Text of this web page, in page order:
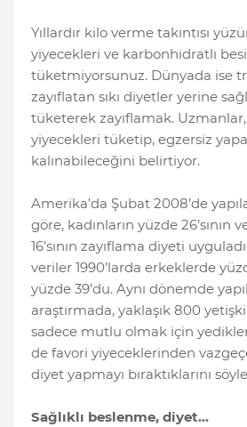
Yıllardır kilo verme takıntısı
yiyecekleri ve karbonhidratlı
tüketmiyorsunuz. Dünyada ise
zayıflatan sıkı diyetler yerine
tüketerek zayıflamak. Uzmanlar,
yiyecekleri tüketip, egzersiz
kalınabileceğini belirtiyor.
Amerika’da Şubat 2008’de
göre, kadınların yüzde 26’sının
16’sının zayıflama diyeti
veriler 1990’larda erkeklerde
yüzde 39’du. Aynı dönemde
araştırmada, yaklaşık 800
sadece mutlu olmak için
de favori yiyeceklerinden
diyet yapmayı bıraktıklarını
Sağlıklı beslenme, diyet…